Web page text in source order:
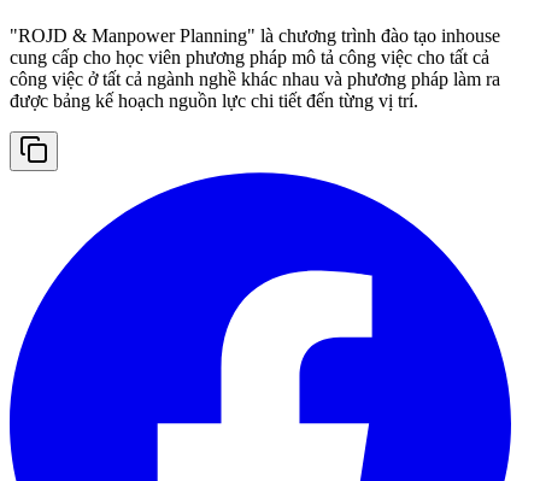
"ROJD & Manpower Planning" là chương trình đào tạo inhouse
cung cấp cho học viên phương pháp mô tả công việc cho tất cả
công việc ở tất cả ngành nghề khác nhau và phương pháp làm ra
được bảng kế hoạch nguồn lực chi tiết đến từng vị trí.